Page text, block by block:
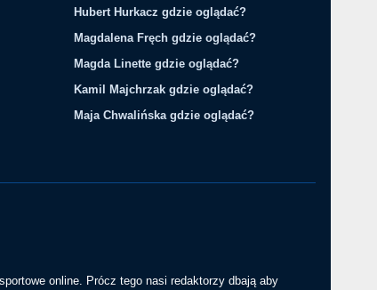
Hubert Hurkacz gdzie oglądać?
Magdalena Fręch gdzie oglądać?
Magda Linette gdzie oglądać?
Kamil Majchrzak gdzie oglądać?
Maja Chwalińska gdzie oglądać?
online. Prócz tego nasi redaktorzy dbają aby